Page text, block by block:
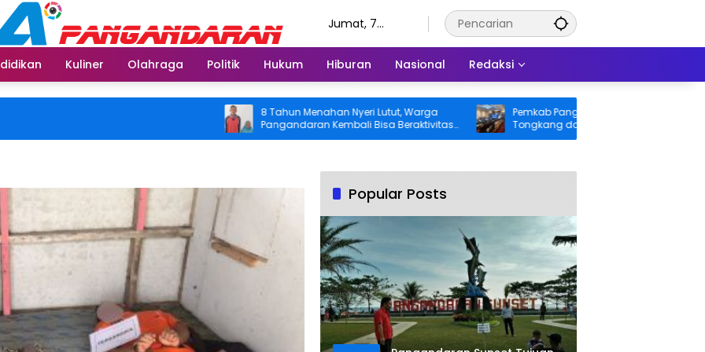
Jumat, 7
Kuliner Olahraga Politik Hukum Hiburan Nasional Redaksi
8 Tahun Menahan Nyeri Lutut, Warga
Pangandaran Kembali Bisa Beraktivitas
Usai Operasi Gratis Ditanggung BPJS
Pemkab Pangandaran Desak Bangkai
Tongkang dan Ceceran Batu Bara
Segera Diangkat, Soroti Buruknya
Popular Posts